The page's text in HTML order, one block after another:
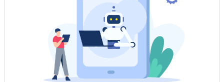
智能货架+条码/RFID/货架指示灯
原材料库部署RFID标签，自动记录规格、批次、库存位置，与
MES系统联动实现自动匹配领用